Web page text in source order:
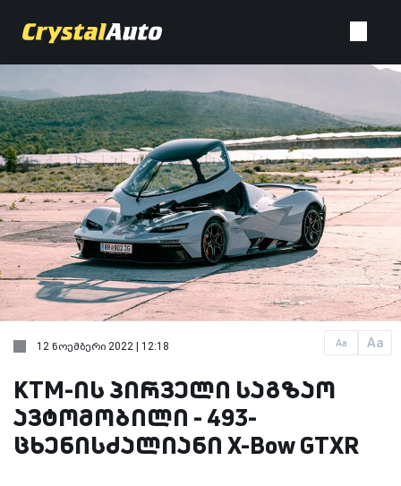
Aa Aa
12 ნოემბერი 2022 | 12:18
KTM-ის პირველი საგზაო
ავტომობილი - 493-
ცხენისძალიანი X-Bow GTXR